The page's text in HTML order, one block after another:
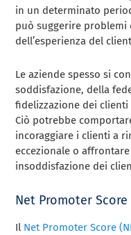
in un determinato
può suggerire
dell’esperienza del
Le aziende spesso si
soddisfazione, della
fidelizzazione dei
Ciò potrebbe
incoraggiare i clienti a
eccezionale o
insoddisfazione dei
Net Promoter Score
Il Net Promoter Score